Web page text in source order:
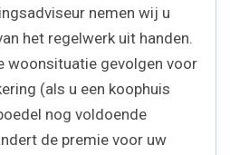
nemen wij u
het regelwerk uit handen.
woonsituatie gevolgen voor
(als u een koophuis
nog voldoende
de premie voor uw